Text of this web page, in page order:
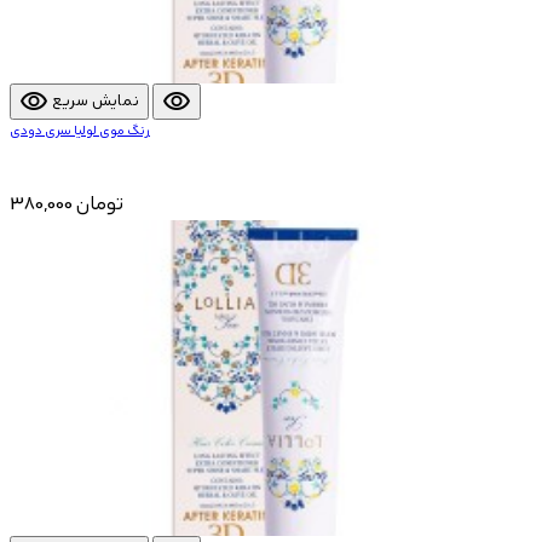
visibility نمایش سریع visibility
رنگ موی لولیا سری دودی
380,000 تومان